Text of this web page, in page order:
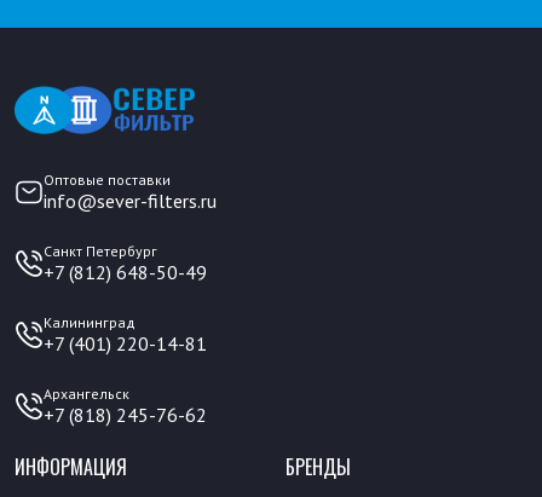
Оптовые поставки
info@sever-filters.ru
Санкт Петербург
+7 (812) 648-50-49
Калининград
+7 (401) 220-14-81
Архангельск
+7 (818) 245-76-62
ИНФОРМАЦИЯ БРЕНДЫ